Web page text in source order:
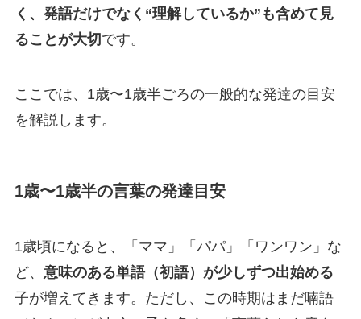
く、発語だけでなく“理解しているか”も含めて見
ることが大切 です。
ここでは、1歳〜1歳半ごろの一般的な発達の目安
を解説します。
1歳〜1歳半の言葉の発達目安
1歳頃になると、「ママ」「パパ」「ワンワン」な
ど、 意味のある単語（初語）が少しずつ出始める
子が増えてきます。ただし、この時期はまだ喃語